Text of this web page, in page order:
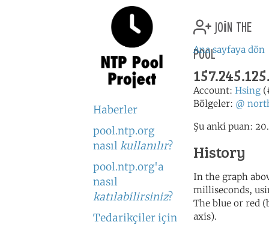
Haberler
pool.ntp.org
nasıl kullanılır?
pool.ntp.org'a
nasıl
katılabilirsiniz?
Tedarikçiler için
join the
pool
Ana sayfaya dön
Account: Hsing
Bölgeler: @
Şu anki puan:
History
In the graph
milliseconds,
The blue or red
axis).